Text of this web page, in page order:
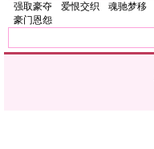
强取豪夺
爱恨交织
魂驰梦移
豪门恩怨